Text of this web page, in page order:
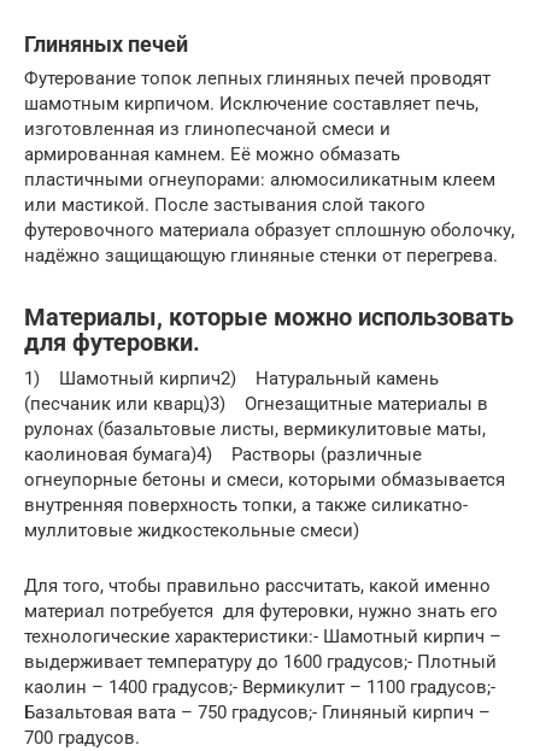
Глиняных печей
Футерование топок лепных глиняных печей проводят
шамотным кирпичом. Исключение составляет печь,
изготовленная из глинопесчаной смеси и
армированная камнем. Её можно обмазать
пластичными огнеупорами: алюмосиликатным клеем
или мастикой. После застывания слой такого
футеровочного материала образует сплошную оболочку,
надёжно защищающую глиняные стенки от перегрева.
Материалы, которые можно использовать
для футеровки.
1) Шамотный кирпич2) Натуральный камень
(песчаник или кварц)3) Огнезащитные материалы в
рулонах (базальтовые листы, вермикулитовые маты,
каолиновая бумага)4) Растворы (различные
огнеупорные бетоны и смеси, которыми обмазывается
внутренняя поверхность топки, а также силикатно-
муллитовые жидкостекольные смеси)
Для того, чтобы правильно рассчитать, какой именно
материал потребуется для футеровки, нужно знать его
технологические характеристики:- Шамотный кирпич –
выдерживает температуру до 1600 градусов;- Плотный
каолин – 1400 градусов;- Вермикулит – 1100 градусов;-
Базальтовая вата – 750 градусов;- Глиняный кирпич –
700 градусов.